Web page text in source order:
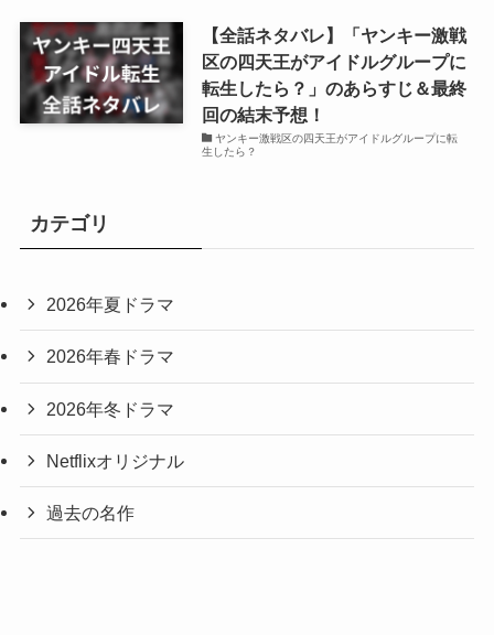
【全話ネタバレ】「ヤンキー激戦
区の四天王がアイドルグループに
転生したら？」のあらすじ＆最終
回の結末予想！
ヤンキー激戦区の四天王がアイドルグループに転
生したら？
カテゴリ
2026年夏ドラマ
2026年春ドラマ
2026年冬ドラマ
Netflixオリジナル
過去の名作